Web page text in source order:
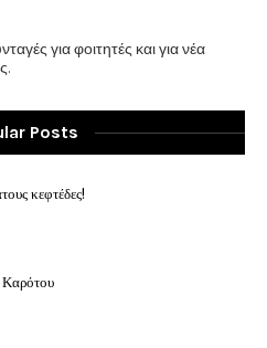
για φοιτητές και για νέα
Posts
κεφτέδες!
Καρότου